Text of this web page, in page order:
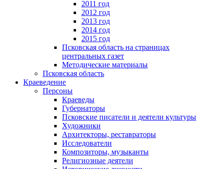
2011 год
2012 год
2013 год
2014 год
2015 год
Псковская область на страницах
центральных газет
Методические материалы
Псковская область
Краеведение
Персоны
Краеведы
Губернаторы
Псковские писатели и деятели культуры
Художники
Архитекторы, реставраторы
Исследователи
Композиторы, музыканты
Религиозные деятели